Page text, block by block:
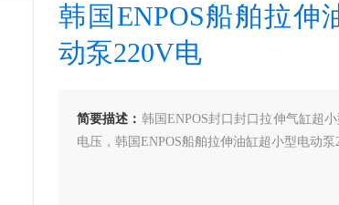
韩国ENPOS船舶拉伸
动泵220V电
简要描述： 韩国ENPOS封口封口拉伸气缸超
电压，韩国ENPOS船舶拉伸油缸超小型电动泵